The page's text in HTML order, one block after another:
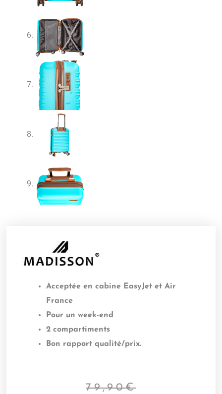
Acceptée en cabine EasyJet et Air
France
Pour un week-end
2 compartiments
Bon rapport qualité/prix.
79,90€